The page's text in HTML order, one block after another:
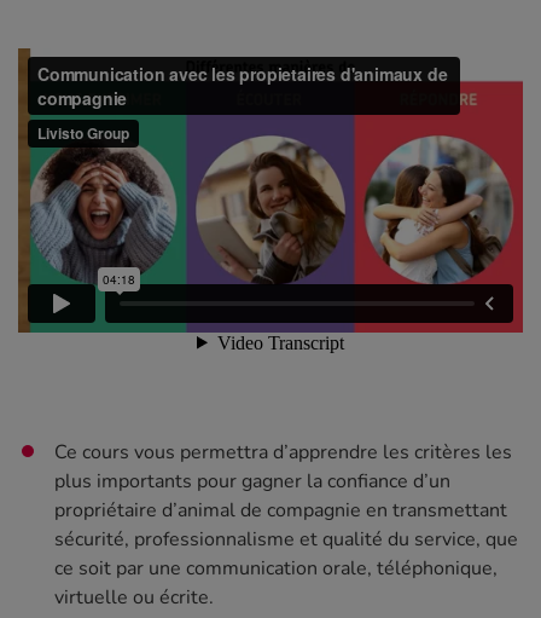
Ce cours vous permettra d’apprendre les critères les
plus importants pour gagner la confiance d’un
propriétaire d’animal de compagnie en transmettant
sécurité, professionnalisme et qualité du service, que
ce soit par une communication orale, téléphonique,
virtuelle ou écrite.